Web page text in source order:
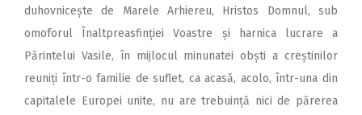
duhovnicește de Marele Arhiereu, Hristos Domnul, sub
omoforul Înaltpreasfinției Voastre și harnica lucrare a
Părintelui Vasile, în mijlocul minunatei obști a creștinilor
reuniți într-o familie de suflet, ca acasă, acolo, într-una din
capitalele Europei unite, nu are trebuință nici de părerea